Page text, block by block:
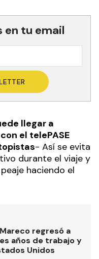
en tu email
llegar a
el telePASE
- Así se evita
durante el viaje y
haciendo el
regresó a
años de trabajo y
Unidos